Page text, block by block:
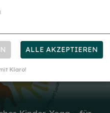
ALLE AKZEPTIEREN
Klaro!